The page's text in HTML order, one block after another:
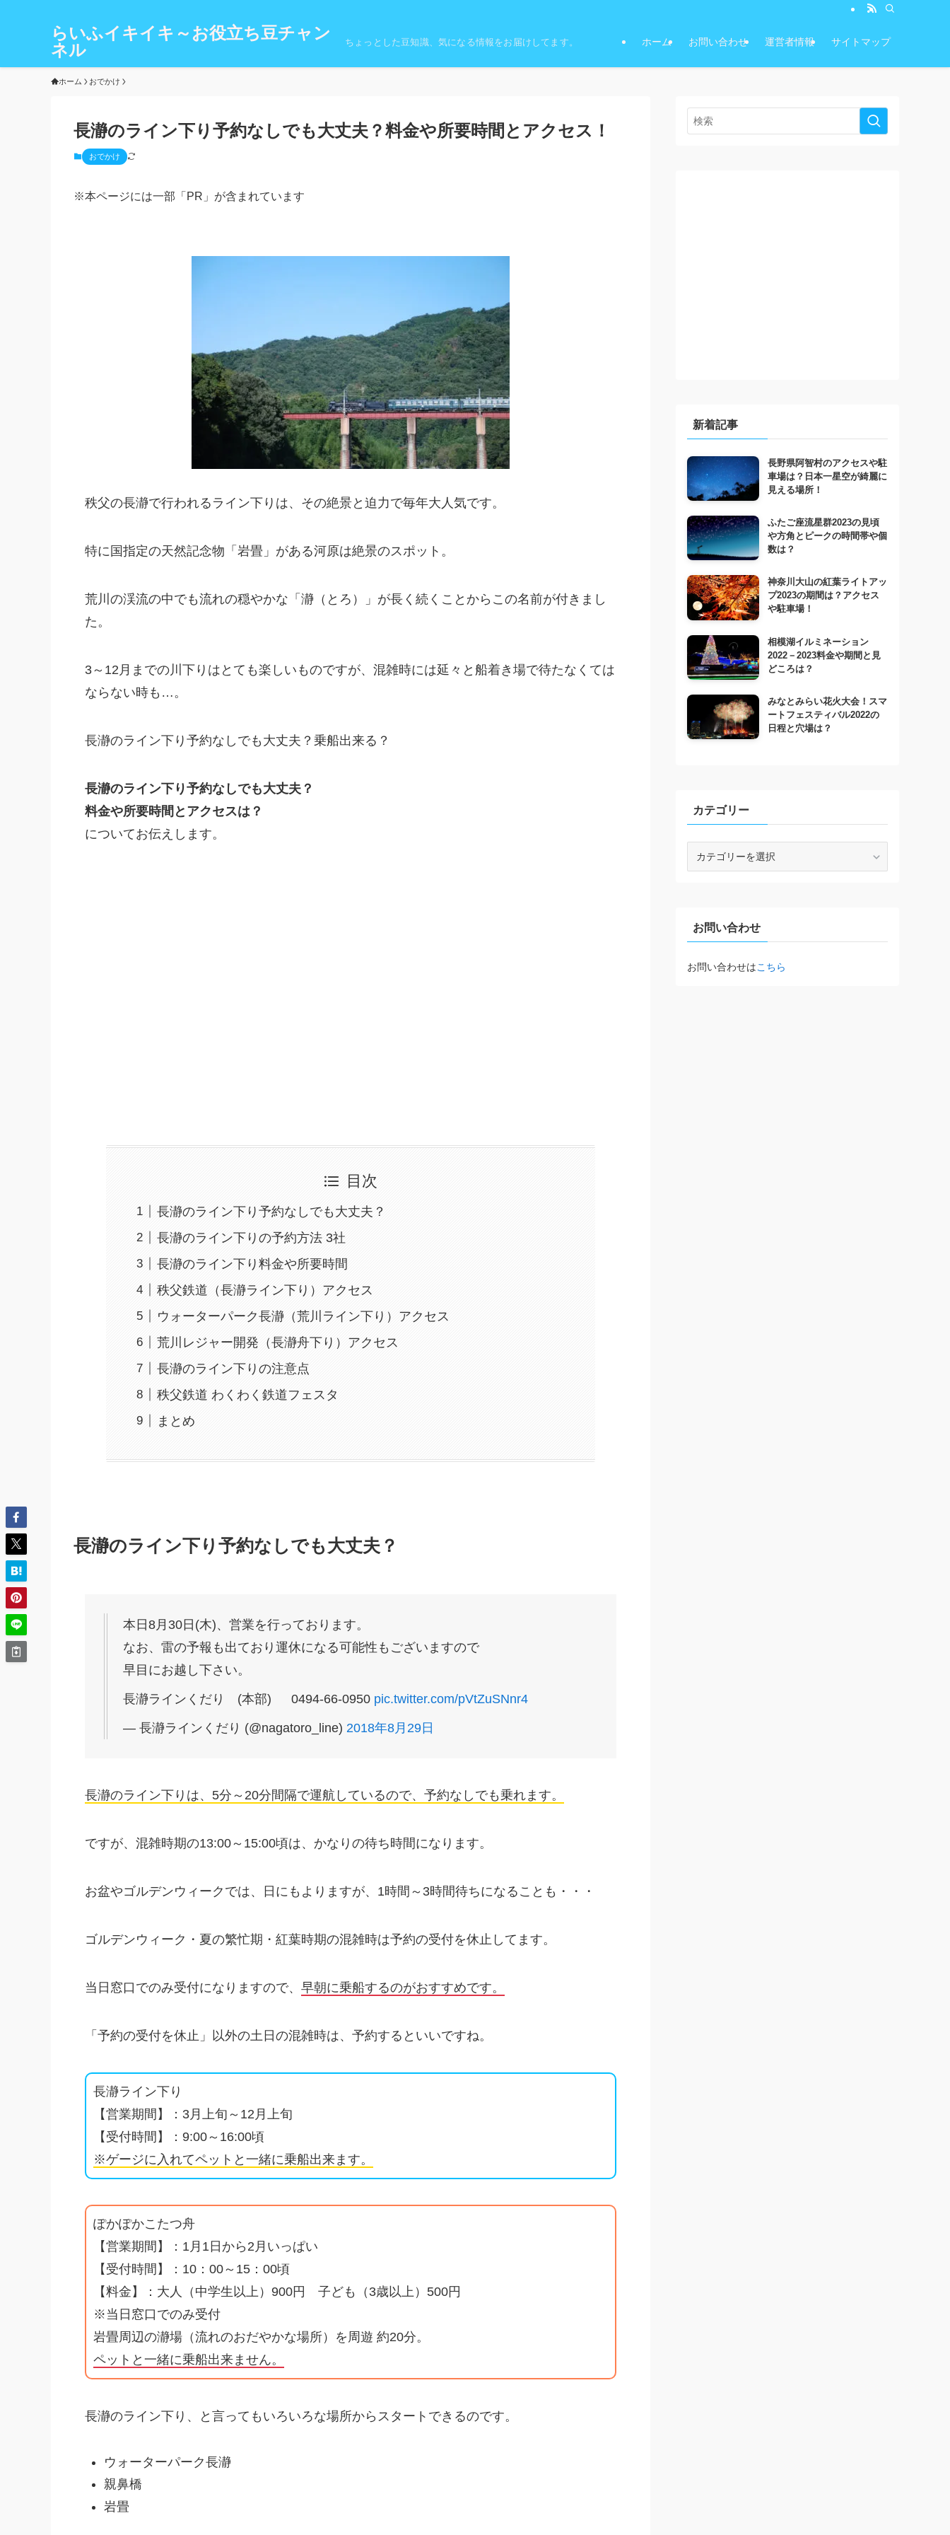
らいふイキイキ～お役立ち豆チャン
ネル
ちょっとした豆知識、気になる情報をお届けしてます。 ホーム お問い合わせ 運営者情報 サイトマップ
ホーム おでかけ
長瀞のライン下り予約なしでも大丈夫？料金や所要時間とアクセス！
おでかけ
※本ページには一部「PR」が含まれています
秩父の長瀞で行われるライン下りは、その絶景と迫力で毎年大人気です。
特に国指定の天然記念物「岩畳」がある河原は絶景のスポット。
荒川の渓流の中でも流れの穏やかな「瀞（とろ）」が長く続くことからこの名前が付きまし
た。
3～12月までの川下りはとても楽しいものですが、混雑時には延々と船着き場で待たなくては
ならない時も…。
長瀞のライン下り予約なしでも大丈夫？乗船出来る？
長瀞のライン下り予約なしでも大丈夫？
料金や所要時間とアクセスは？
についてお伝えします。
目次
長瀞のライン下り予約なしでも大丈夫？
長瀞のライン下りの予約方法 3社
長瀞のライン下り料金や所要時間
秩父鉄道（長瀞ライン下り）アクセス
ウォーターパーク長瀞（荒川ライン下り）アクセス
荒川レジャー開発（長瀞舟下り）アクセス
長瀞のライン下りの注意点
秩父鉄道 わくわく鉄道フェスタ
まとめ
長瀞のライン下り予約なしでも大丈夫？
本日8月30日(木)、営業を行っております。
なお、雷の予報も出ており運休になる可能性もございますので
早目にお越し下さい。
長瀞ラインくだり (本部) 0494-66-0950 pic.twitter.com/pVtZuSNnr4
— 長瀞ラインくだり (@nagatoro_line) 2018年8月29日
長瀞のライン下りは、5分～20分間隔で運航しているので、予約なしでも乗れます。
ですが、混雑時期の13:00～15:00頃は、かなりの待ち時間になります。
お盆やゴルデンウィークでは、日にもよりますが、1時間～3時間待ちになることも・・・
ゴルデンウィーク・夏の繁忙期・紅葉時期の混雑時は予約の受付を休止してます。
当日窓口でのみ受付になりますので、 早朝に乗船するのがおすすめです。
「予約の受付を休止」以外の土日の混雑時は、予約するといいですね。
長瀞ライン下り
【営業期間】：3月上旬～12月上旬
【受付時間】：9:00～16:00頃
※ゲージに入れてペットと一緒に乗船出来ます。
ぽかぽかこたつ舟
【営業期間】：1月1日から2月いっぱい
【受付時間】：10：00～15：00頃
【料金】：大人（中学生以上）900円 子ども（3歳以上）500円
※当日窓口でのみ受付
岩畳周辺の瀞場（流れのおだやかな場所）を周遊 約20分。
ペットと一緒に乗船出来ません。
長瀞のライン下り、と言ってもいろいろな場所からスタートできるのです。
ウォーターパーク長瀞
親鼻橋
岩畳
新着記事
長野県阿智村のアクセスや駐
車場は？日本一星空が綺麗に
見える場所！
ふたご座流星群2023の見頃
や方角とピークの時間帯や個
数は？
神奈川大山の紅葉ライトアッ
プ2023の期間は？アクセス
や駐車場！
相模湖イルミネーション
2022－2023料金や期間と見
どころは？
みなとみらい花火大会！スマ
ートフェスティバル2022の
日程と穴場は？
カテゴリー
お問い合わせ
お問い合わせはこちら